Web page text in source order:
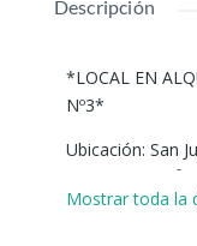
Descripción
*LOCAL EN
Nº3*
Ubicación: San
Local de 15 m²
Escuela Técnica
Mostrar toda la